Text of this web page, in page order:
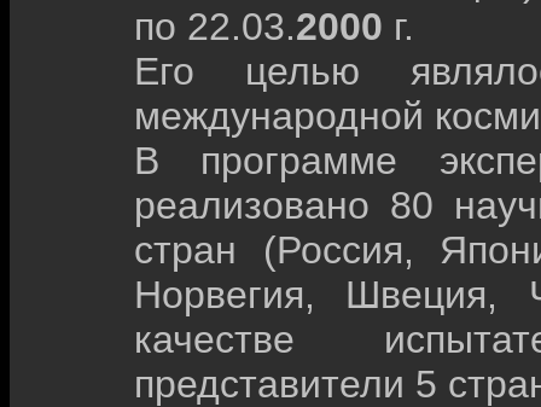
по 22.03.2000 г.
Его целью
международной
В программе
реализовано 80
стран (Россия,
Норвегия, Швеция,
качестве
представители 5